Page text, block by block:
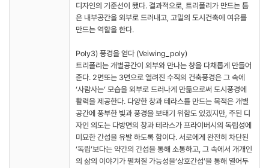
디자인의 기준선이 됐다. 결과적으로, 트리폴리가 만드는 틈
은 내부공간을 외부로 드러내고, 고밀의 도시건축에 여유를
만드는 역할을 한다.
Poly3) 풍경을 얻다 (Veiwing_poly)
트리폴리는 개별공간이 외부와 만나는 창을 다채롭게 만들어
준다. 2면또는 3면으로 열려진 수직의 건축풍경은 그 속에
‘사람사는’ 모습을 외부로 드러나게 만듦으로써 도시풍경에
활력을 제공한다. 다양한 창과 테라스를 만드는 목적은 개별
공간에 풍부한 빛과 풍경을 보태기 위함도 있겠지만, 주된 디
자인 의도는 다방면의 창과 테라스가 프라이버시의 독립성에
미묘한 간섭을 유발 하도록 함이다. 서로에게 완전히 차단된
‘독립’보다는 약간의 간섭을 통해 소통하고, 그 속에서 개개인
의 삶의 이야기가 펼쳐질 가능성을‘상호간섭’을 통해 열어두